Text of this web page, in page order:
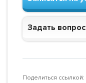
Задать вопрос
Поделиться ссылкой: